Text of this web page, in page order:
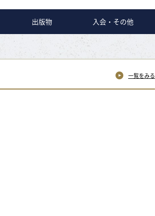
出版物 入会・その他
一覧をみる